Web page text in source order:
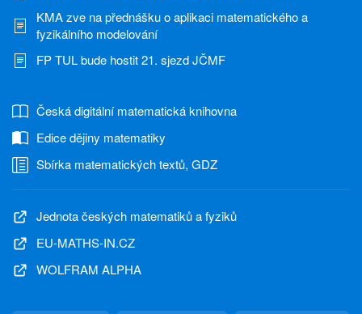
KMA zve na přednášku o aplikaci matematického a
fyzikálního modelování
FP TUL bude hostit 21. sjezd JČMF
Česká digitální matematická knihovna
Edice dějiny matematiky
Sbírka matematických textů, GDZ
Jednota českých matematiků a fyziků
EU-MATHS-IN.CZ
WOLFRAM ALPHA